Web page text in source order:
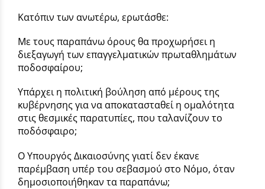
Κατόπιν των ανωτέρω, ερωτάσθε:
Με τους παραπάνω όρους θα προχωρήσει η
διεξαγωγή των επαγγελματικών πρωταθλημάτων
ποδοσφαίρου;
Υπάρχει η πολιτική βούληση από μέρους της
κυβέρνησης για να αποκατασταθεί η ομαλότητα
στις θεσμικές παρατυπίες, που ταλανίζουν το
ποδόσφαιρο;
Ο Υπουργός Δικαιοσύνης γιατί δεν έκανε
παρέμβαση υπέρ του σεβασμού στο Νόμο, όταν
δημοσιοποιήθηκαν τα παραπάνω;